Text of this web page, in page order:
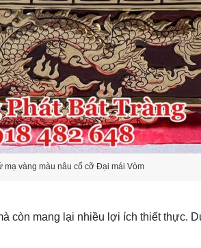
mạ vàng màu nâu cổ cỡ Đại mái Vòm
còn mang lại nhiều lợi ích thiết thực.